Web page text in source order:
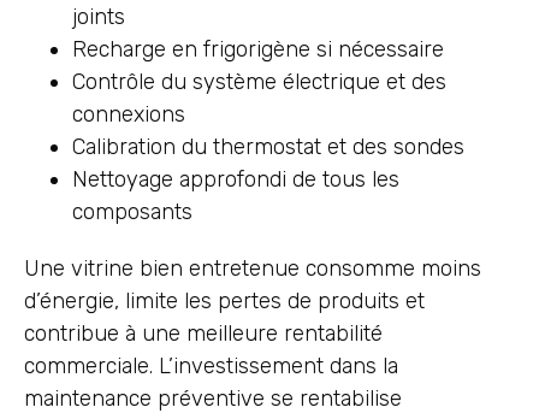
joints
Recharge en frigorigène si nécessaire
Contrôle du système électrique et des
connexions
Calibration du thermostat et des sondes
Nettoyage approfondi de tous les
composants
Une vitrine bien entretenue consomme moins
d’énergie, limite les pertes de produits et
contribue à une meilleure rentabilité
commerciale. L’investissement dans la
maintenance préventive se rentabilise